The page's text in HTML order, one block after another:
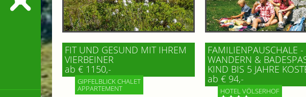
FIT UND GESUND MIT IHREM
VIERBEINER
ab € 1150,-
GIPFELBLICK CHALET
APPARTEMENT
FAMILIENPAUSCHALE -
WANDERN &
IND BIS 5 JAHRE
ab € 94,-
HOTEL VÖLSERHOF